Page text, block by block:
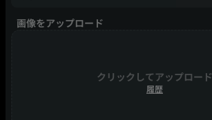
画像をアップロード
クリックしてアップロード
履歴